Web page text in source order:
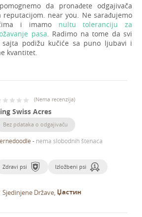
da pronađete odgajivača
reputacijom. near you. Ne sarađujemo
i imamo nultu toleranciju za
pasa . Radimo na tome da svi
sajta podižu kučiće sa puno ljubavi i
kvantitet.
(Nema recenzija)
Swiss Acres
Bez pdataka o odgajivaču
- nema slobodnih štenaca
Zdravi psi Izložbeni psi
Sjedinjene Države Џастин